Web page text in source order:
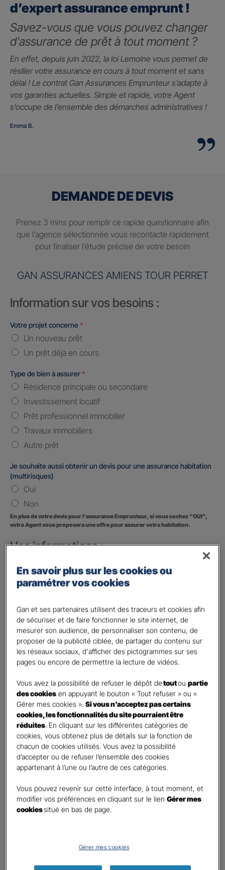
d’expert assurance emprunt !
Savez-vous que vous pouvez changer
d’assurance de prêt à tout moment ?
En effet, depuis juin 2022, la loi Lemoine vous permet de
résilier votre assurance en cours à tout moment et sans
délai ! Le contrat Gan Assurances Emprunteur s’adapte à
vos garanties actuelles. Simple et rapide, votre Agent
s’occupe de l’ensemble des démarches administratives !
Emma B.
DEMANDE DE DEVIS
Prenez 3 mins pour remplir ce rapide questionnaire afin
que l’agence sélectionnée vous recontacte rapidement
pour finaliser l’étude précise de votre besoin
GAN ASSURANCES AMIENS TOUR PERRET
Information sur vos besoins :
Votre projet concerne *
Un nouveau prêt
Un prêt déjà en cours
Type de bien à assurer *
Résidence principale ou secondaire
Investissement locatif
Prêt professionnel immobilier
Travaux immobiliers
Autre prêt
Je souhaite aussi obtenir un devis pour une assurance habitation
(multirisques)
Oui
Non
En plus de votre devis pour l'assurance Emprunteur, si vous cochez "OUI",
votre Agent vous proposera une offre pour assurer votre habitation.
Vos informations :
Etes-vous déjà client Gan assurances ?*
Oui
Civilité*
Madame
Monsieur
Contact *
First Last
Téléphone*
No
country
selected
E-mail
En cochant cette case et en soumettant ce formulaire,
j'accepte que mes données personnelles soient utilisées
En savoir plus sur les cookies ou
paramétrer vos cookies
Gan et ses partenaires utilisent des traceurs et cookies afin
de sécuriser et de faire fonctionner le site internet, de
mesurer son audience, de personnaliser son contenu, de
proposer de la publicité ciblée, de partager du contenu sur
les réseaux sociaux, d'afficher des pictogrammes sur ses
pages ou encore de permettre la lecture de vidéos.
Vous avez la possibilité de refuser le dépôt detoutoupartie
des cookies en appuyant le bouton « Tout refuser » ou «
Gérer mes cookies ».Si vous n’acceptez pas certains
cookies, les fonctionnalités du site pourraient être
réduites. En cliquant sur les différentes catégories de
cookies, vous obtenez plus de détails sur la fonction de
chacun de cookies utilisés. Vous avez la possibilité
d’accepter ou de refuser l’ensemble des cookies
appartenant à l’une ou l’autre de ces catégories.
Vous pouvez revenir sur cette interface, à tout moment, et
modifier vos préférences en cliquant sur le lienGérer mes
cookiessitué en bas de page.
Gérer mes cookies